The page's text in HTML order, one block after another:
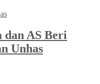
dan AS Beri
Unhas